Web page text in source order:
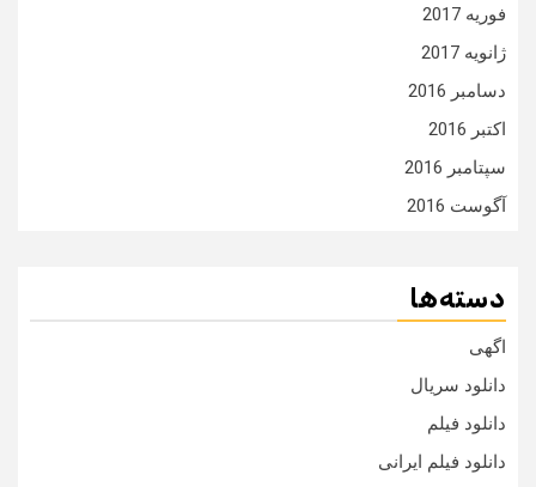
فوریه 2017
ژانویه 2017
دسامبر 2016
اکتبر 2016
سپتامبر 2016
آگوست 2016
دسته‌ها
اگهی
دانلود سریال
دانلود فیلم
دانلود فیلم ایرانی